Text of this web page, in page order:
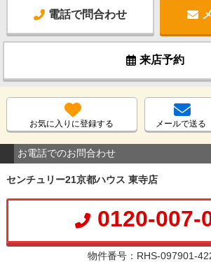
電話で問合わせ
来店予約
お気に入りに登録する メールで送る
お電話でのお問合わせ
センチュリー21京都ハウス 東寺店
0120-007-
物件番号：RHS-097901-